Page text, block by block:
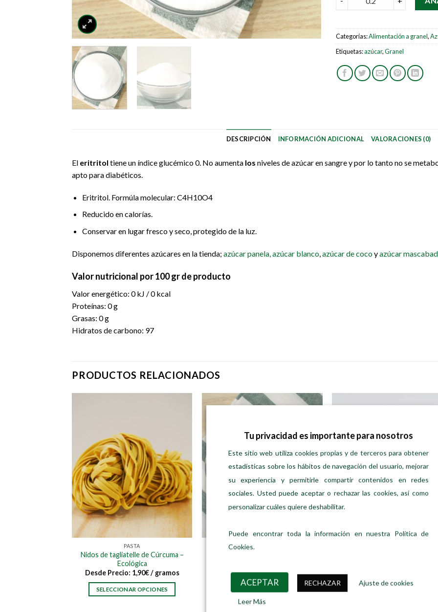
Categorías:Alimentación a granel,
Etiquetas:azúcar,Granel
DESCRIPCIÓN INFORMACIÓN ADICIONAL VALORACIONES (0)
El eritritol tiene un índice glucémico 0. No aumenta los niveles de azúcar en sangre y por lo tanto no se
apto para diabéticos.
Eritritol. Formúla molecular: C4H10O4
Reducido en calorías.
Conservar en lugar fresco y seco, protegido de la luz.
Disponemos diferentes azúcares en la tienda; azúcar panela, azúcar blanco azúcar de cocoyazúcar
Valor nutricional por 100 gr de producto
Valor energético: 0 kJ / 0 kcal
Proteínas: 0 g
Grasas: 0 g
Hidratos de carbono: 97
PRODUCTOS RELACIONADOS
PASTA
Nidos de tagliatelle de Cúrcuma –
Ecológica
Desde Precio: 1,90€/ gramos
SELECCIONAR OPCIONES
ARROCES Y GRANOS
DesdePrecio:1,90€/ gramos
SELECCIONAR OPCIONES
Este
Tu privacidad es importante para nosotros
Este sitio web utiliza cookies propias y de terceros para obtener
estadísticas sobre los hábitos de navegación del usuario, mejorar
su experiencia y permitirle compartir contenidos en redes
sociales. Usted puede aceptar o rechazar las cookies, así como
personalizar cuáles quiere deshabilitar.
Puede encontrar toda la información en nuestra Política de
Cookies.
ACEPTAR RECHAZAR Ajuste de cookies
Leer Más